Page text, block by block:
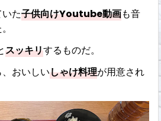
いた子供向けYoutube動画も音
スッキリするものだ。
おいしいしゃけ料理が用意され